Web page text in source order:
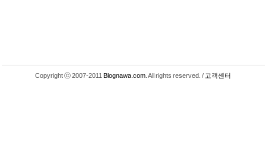
Copyright ⓒ 2007-2011 Blognawa.com . All rights reserved. / 고객센터